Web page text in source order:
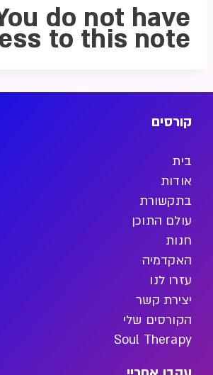
do not have
to this note.
קורסים
בית
אודות
בתקשורת
עולם התוכן
חנות
האקדמיה
עזרו לנו
יצירת קשר
הקורסים שלי
Soul Therapy